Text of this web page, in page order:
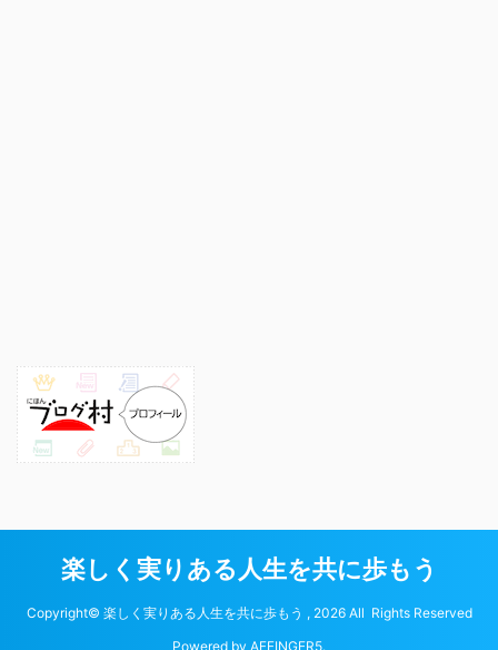
楽しく実りある人生を共に歩もう
Copyright© 楽しく実りある人生を共に歩もう , 2026 All Rights Reserved
Powered by AFFINGER5.